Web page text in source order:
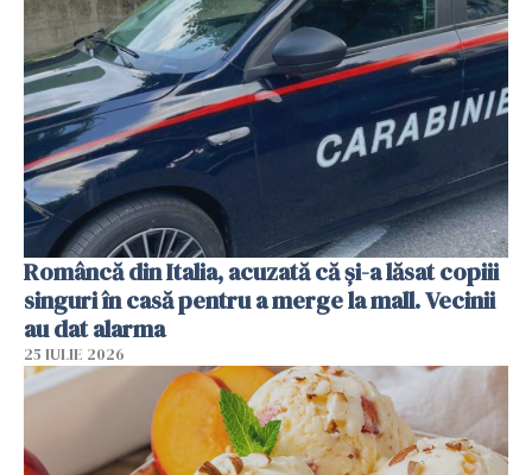
Româncă din Italia, acuzată că și-a lăsat copiii
singuri în casă pentru a merge la mall. Vecinii
au dat alarma
25 IULIE 2026